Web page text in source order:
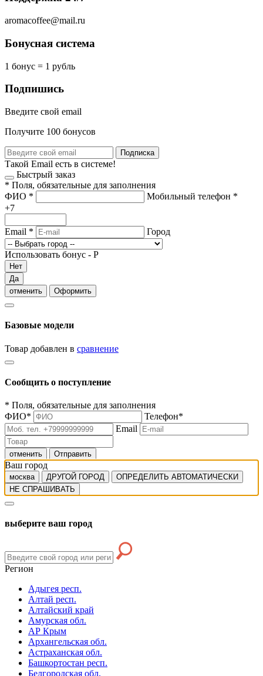
aromacoffee@mail.ru
Бонусная система
1 бонус = 1 рубль
Подпишись
Введите свой email
Получите 100 бонусов
Подписка
Такой Email есть в системе!
Быстрый заказ
* Поля, обязательные для заполнения
ФИО * Мобильный телефон *
+7
Email * Город
Использовать бонус - Р
Нет
Да
отменить
Оформить
Базовые модели
Товар добавлен в сравнение
Сообщить о поступление
* Поля, обязательные для заполнения
ФИО* Телефон*
Email
отменить Отправить
Ваш город
москва ДРУГОЙ ГОРОД
ОПРЕДЕЛИТЬ АВТОМАТИЧЕСКИ
НЕ СПРАШИВАТЬ
выберите ваш город
Регион
Адыгея респ.
Алтай респ.
Алтайский край
Амурская обл.
АР Крым
Архангельская обл.
Астраханская обл.
Башкортостан респ.
Белгородская обл.